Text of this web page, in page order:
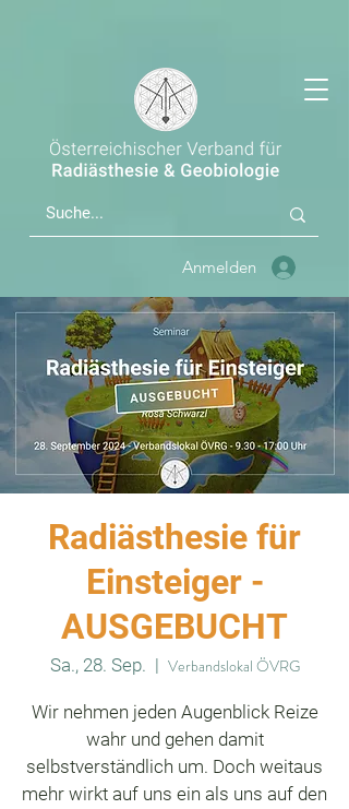
Anmelden
Radiästhesie für
Einsteiger -
AUSGEBUCHT
Sa., 28. Sep.
  |
Verbandslokal ÖVRG
Wir nehmen jeden Augenblick Reize
wahr und gehen damit
selbstverständlich um. Doch weitaus
mehr wirkt auf uns ein als uns auf den